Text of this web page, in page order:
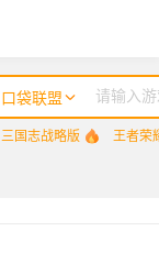
口袋联盟
三国志战略版 王者荣